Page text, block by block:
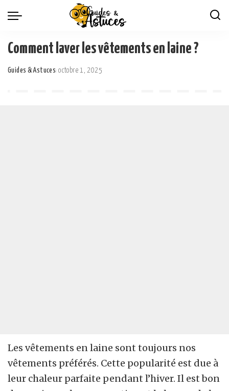
Comment laver les vêtements en laine ?
Guides & Astuces octobre 1, 2025
Les vêtements en laine sont toujours nos
vêtements préférés. Cette popularité est due à
leur chaleur parfaite pendant l’hiver. Il est bon